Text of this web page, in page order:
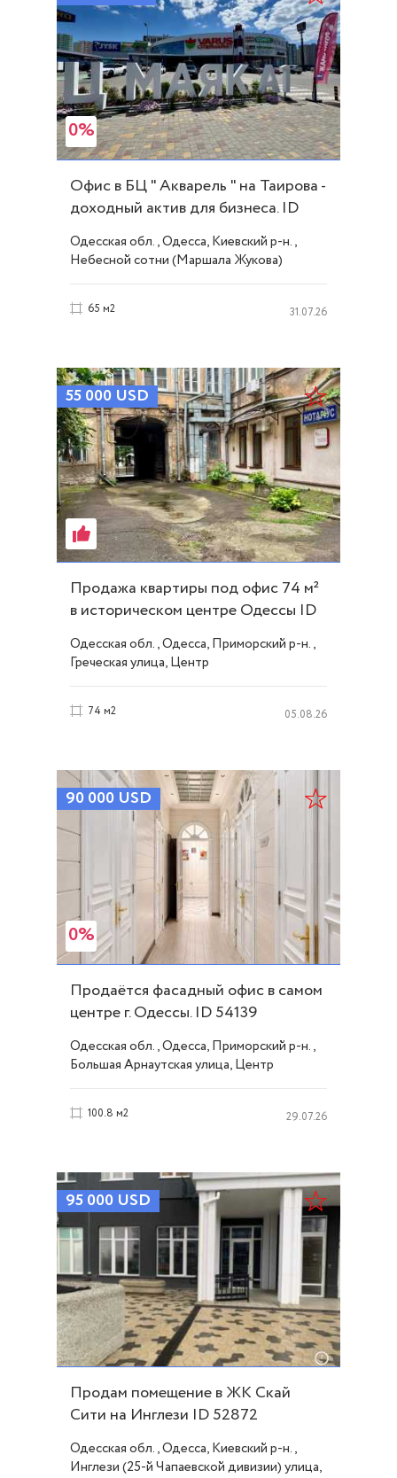
0%
Офис в БЦ " Акварель " на Таирова -
доходный актив для бизнеса. ID
54304
Одесская обл., Одесса, Киевский р-н.,
Небесной сотни (Маршала Жукова)
65 м2 31.07.26
55 000 USD
Продажа квартиры под офис 74 м²
в историческом центре Одессы ID
54360
Одесская обл., Одесса, Приморский р-н.,
Греческая улица, Центр
74 м2 05.08.26
90 000 USD
0%
Продаётся фасадный офис в самом
центре г. Одессы. ID 54139
Одесская обл., Одесса, Приморский р-н.,
Большая Арнаутская улица, Центр
100.8 м2 29.07.26
95 000 USD
Продам помещение в ЖК Скай
Сити на Инглези ID 52872
Одесская обл., Одесса, Киевский р-н.,
Инглези (25-й Чапаевской дивизии) улица,